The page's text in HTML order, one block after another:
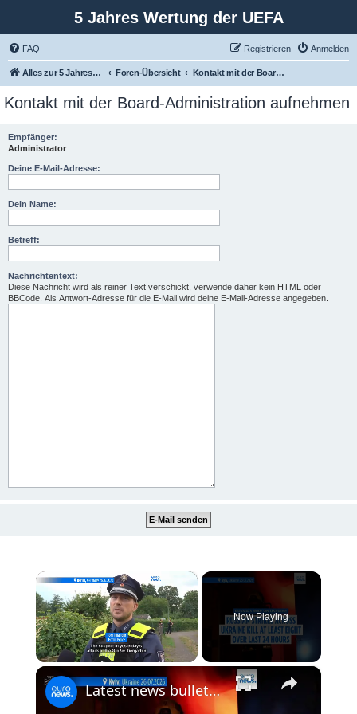
5 Jahres Wertung der UEFA
FAQ Anmelden
Registrieren
Alles zur 5 Jahreswertung / Tabelle der UEFA mit vielen Statistiken. Foren-Übersicht Kontakt mit der Board-Administration aufnehmen
Kontakt mit der Board-Administration aufnehmen
Empfänger:
Administrator
Deine E-Mail-Adresse:
Dein Name:
Betreff:
Nachrichtentext:
Diese Nachricht wird als reiner Text verschickt, verwende daher kein HTML oder
BBCode. Als Antwort-Adresse für die E-Mail wird deine E-Mail-Adresse angegeben.
×
Now Playing
×
Latest news bulletin | July 27th, 2026 – Morning